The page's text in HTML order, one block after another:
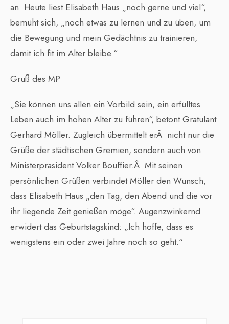
an. Heute liest Elisabeth Haus „noch gerne und viel“,
bemüht sich, „noch etwas zu lernen und zu üben, um
die Bewegung und mein Gedächtnis zu trainieren,
damit ich fit im Alter bleibe.“
Gruß des MP
„Sie können uns allen ein Vorbild sein, ein erfülltes
Leben auch im hohen Alter zu führen“, betont Gratulant
Gerhard Möller. Zugleich übermittelt erÂ nicht nur die
Grüße der städtischen Gremien, sondern auch von
Ministerpräsident Volker Bouffier.Â Mit seinen
persönlichen Grüßen verbindet Möller den Wunsch,
dass Elisabeth Haus „den Tag, den Abend und die vor
ihr liegende Zeit genießen möge“. Augenzwinkernd
erwidert das Geburtstagskind: „Ich hoffe, dass es
wenigstens ein oder zwei Jahre noch so geht.“